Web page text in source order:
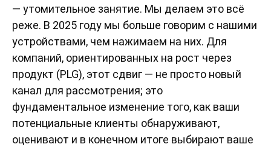
— утомительное занятие. Мы делаем это всё
реже. В 2025 году мы больше говорим с нашими
устройствами, чем нажимаем на них. Для
компаний, ориентированных на рост через
продукт (PLG), этот сдвиг — не просто новый
канал для рассмотрения; это
фундаментальное изменение того, как ваши
потенциальные клиенты обнаруживают,
оценивают и в конечном итоге выбирают ваше